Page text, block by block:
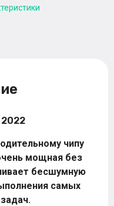
чипу
мощная без
бесшумную
самых